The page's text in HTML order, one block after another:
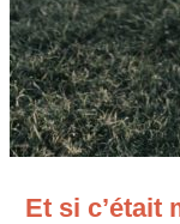
Et si c’était